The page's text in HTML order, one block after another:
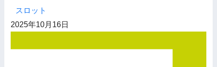
スロット
2025年10月16日